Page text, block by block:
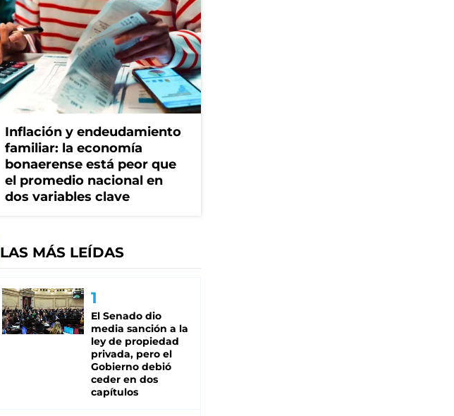
Inflación y endeudamiento
familiar: la economía
bonaerense está peor que
el promedio nacional en
dos variables clave
LAS MÁS LEÍDAS
El Senado dio
media sanción a la
ley de propiedad
privada, pero el
Gobierno debió
ceder en dos
capítulos